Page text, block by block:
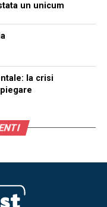
un unicum
la crisi